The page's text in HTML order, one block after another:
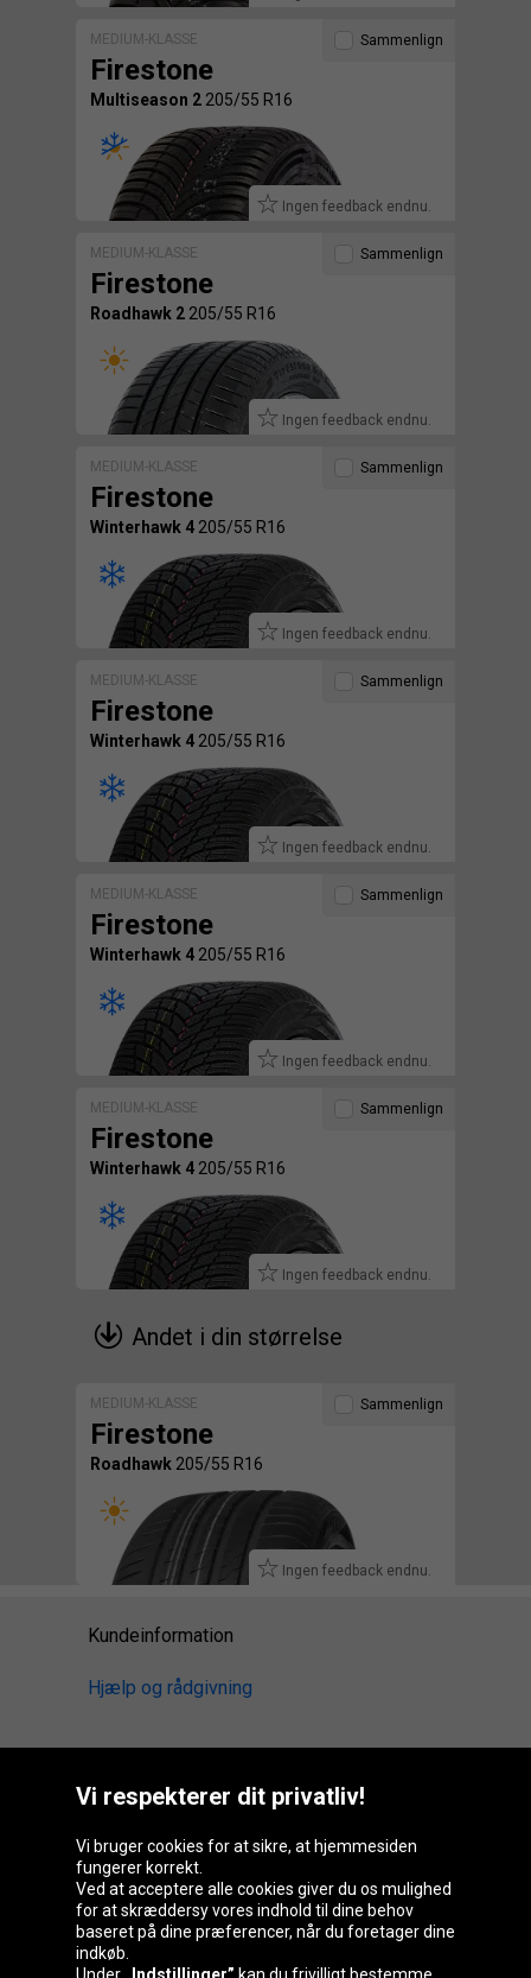
MEDIUM-KLASSE
Firestone
Multiseason 2 205/55 R16
Ingen feedback endnu.
Sammenlign
MEDIUM-KLASSE
Firestone
Roadhawk 2 205/55 R16
Ingen feedback endnu.
Sammenlign
MEDIUM-KLASSE
Firestone
Winterhawk 4 205/55 R16
Ingen feedback endnu.
Sammenlign
MEDIUM-KLASSE
Firestone
Winterhawk 4 205/55 R16
Ingen feedback endnu.
Sammenlign
MEDIUM-KLASSE
Firestone
Winterhawk 4 205/55 R16
Ingen feedback endnu.
Sammenlign
MEDIUM-KLASSE
Firestone
Winterhawk 4 205/55 R16
Ingen feedback endnu.
Sammenlign
Andet i din størrelse
MEDIUM-KLASSE
Firestone
Roadhawk 205/55 R16
Ingen feedback endnu.
Sammenlign
Kundeinformation
Hjælp og rådgivning
Oponeo-gruppen
Belgique
Česká
republika
Deutschland Éire
Vi respekterer dit privatliv!
Vi bruger cookies for at sikre, at hjemmesiden
fungerer korrekt.
Ved at acceptere alle cookies giver du os mulighed
for at skræddersy vores indhold til dine behov
baseret på dine præferencer, når du foretager dine
indkøb.